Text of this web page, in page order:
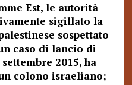
Est, le autorità
sigillato la
sospettato
caso di lancio di
2015, ha
colono israeliano;